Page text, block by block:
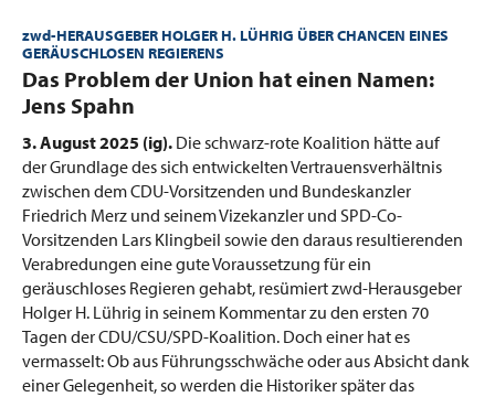
zwd-HERAUSGEBER HOLGER H. LÜHRIG ÜBER CHANCEN EINES
GERÄUSCHLOSEN REGIERENS
:Das Problem der Union hat einen Namen:
Jens Spahn
3. August 2025 (ig). Die schwarz-rote Koalition hätte auf
der Grundlage des sich entwickelten Vertrauensverhältnis
zwischen dem CDU-Vorsitzenden und Bundeskanzler
Friedrich Merz und seinem Vizekanzler und SPD-Co-
Vorsitzenden Lars Klingbeil sowie den daraus resultierenden
Verabredungen eine gute Voraussetzung für ein
geräuschloses Regieren gehabt, resümiert zwd-Herausgeber
Holger H. Lührig in seinem Kommentar zu den ersten 70
Tagen der CDU/CSU/SPD-Koalition. Doch einer hat es
vermasselt: Ob aus Führungsschwäche oder aus Absicht dank
einer Gelegenheit, so werden die Historiker später das